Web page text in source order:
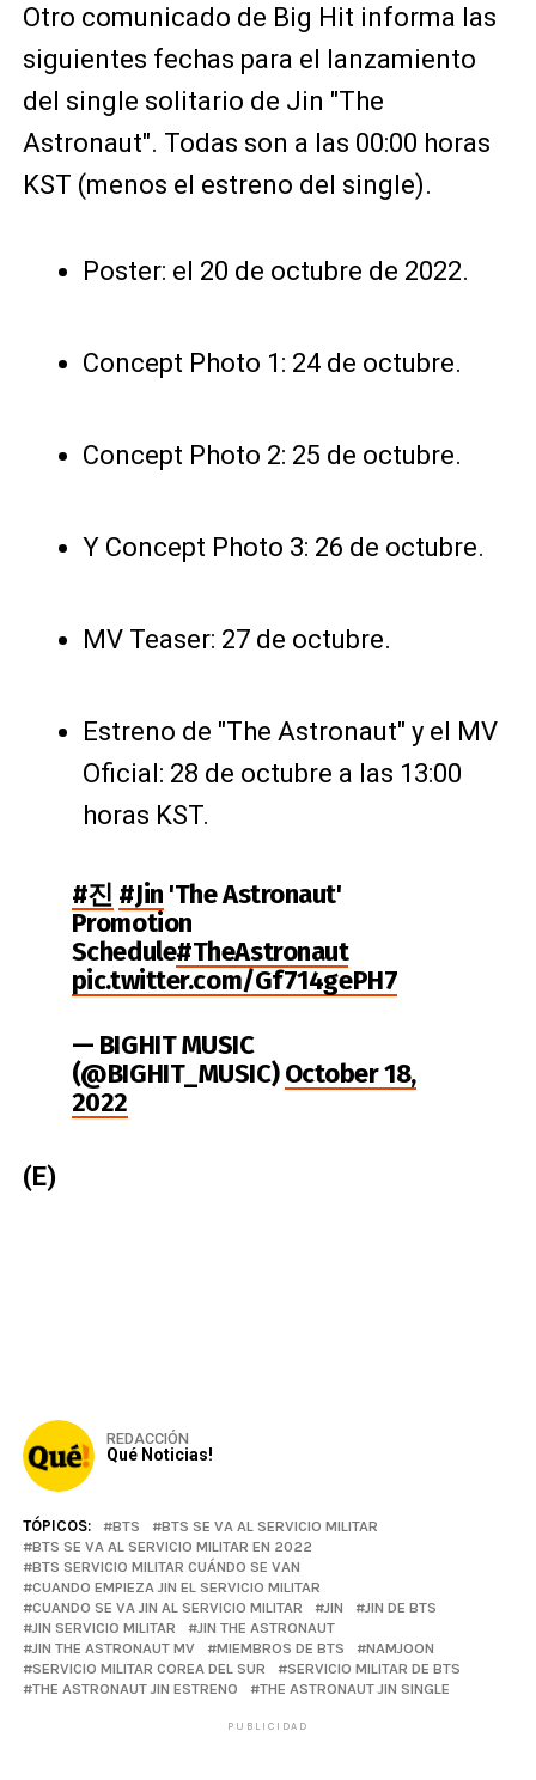
Otro comunicado de Big Hit informa las
siguientes fechas para el lanzamiento
del single solitario de Jin "The
Astronaut". Todas son a las 00:00 horas
KST (menos el estreno del single).
Poster: el 20 de octubre de 2022.
Concept Photo 1: 24 de octubre.
Concept Photo 2: 25 de octubre.
Y Concept Photo 3: 26 de octubre.
MV Teaser: 27 de octubre.
Estreno de "The Astronaut" y el MV
Oficial: 28 de octubre a las 13:00
horas KST.
#진 #Jin 'The Astronaut'
Promotion
Schedule#TheAstronaut
pic.twitter.com/Gf714gePH7
— BIGHIT MUSIC
(@BIGHIT_MUSIC)October 18,
2022
(E)
REDACCIÓN
Qué Noticias!
TÓPICOS: BTS
BTS SE VA AL SERVICIO MILITAR
BTS SE VA AL SERVICIO MILITAR EN 2022
BTS SERVICIO MILITAR CUÁNDO SE VAN
CUANDO EMPIEZA JIN EL SERVICIO MILITAR
CUANDO SE VA JIN AL SERVICIO MILITAR
JIN
JIN DE BTS
JIN SERVICIO MILITAR
JIN THE ASTRONAUT
JIN THE ASTRONAUT MV
MIEMBROS DE BTS
NAMJOON
SERVICIO MILITAR COREA DEL SUR
SERVICIO MILITAR DE BTS
THE ASTRONAUT JIN ESTRENO
THE ASTRONAUT JIN SINGLE
PUBLICIDAD